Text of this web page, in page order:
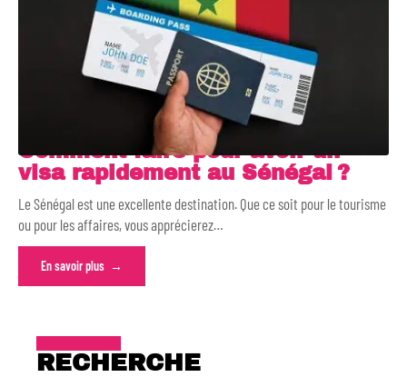
Comment faire pour avoir un
visa rapidement au Sénégal ?
Le Sénégal est une excellente destination. Que ce soit pour le tourisme
ou pour les affaires, vous apprécierez…
En savoir plus
RECHERCHE